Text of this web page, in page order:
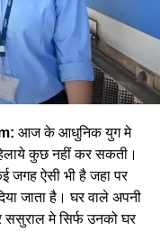
आज के आधुनिक युग मे
कुछ नहीं कर सकती।
जगह ऐसी भी है जहा पर
जाता है। घर वाले अपनी
ससुराल मे सिर्फ उनको घर